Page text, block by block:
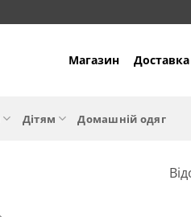
Магазин
Дітям Домашній одяг